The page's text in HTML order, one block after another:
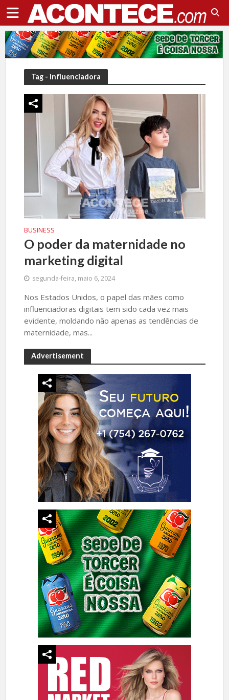
Tag - influenciadora
BUSINESS
O poder da maternidade no
marketing digital
segunda-feira, maio 6, 2024
Nos Estados Unidos, o papel das mães como
influenciadoras digitais tem sido cada vez mais
evidente, moldando não apenas as tendências de
maternidade, mas...
Advertisement